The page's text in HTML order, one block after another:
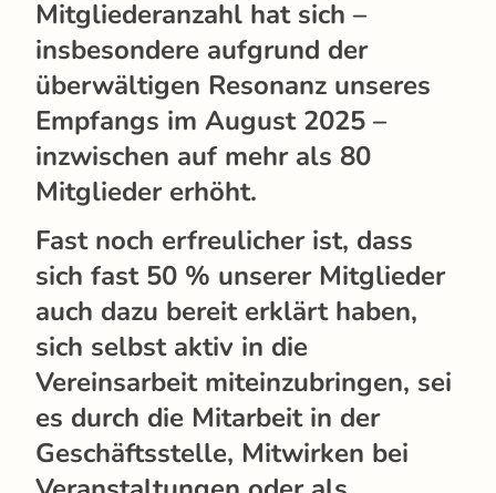
Mitgliederanzahl hat sich –
insbesondere aufgrund der
überwältigen Resonanz unseres
Empfangs im August 2025 –
inzwischen auf mehr als 80
Mitglieder erhöht.
Fast noch erfreulicher ist, dass
sich fast 50 % unserer Mitglieder
auch dazu bereit erklärt haben,
sich selbst aktiv in die
Vereinsarbeit miteinzubringen, sei
es durch die Mitarbeit in der
Geschäftsstelle, Mitwirken bei